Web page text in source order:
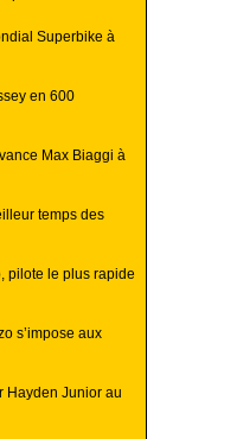
Superbike à
en 600
Max Biaggi à
temps des
pilote le plus rapide
s’impose aux
Hayden Junior au